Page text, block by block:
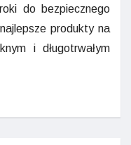
do bezpiecznego
produkty na
i długotrwałym